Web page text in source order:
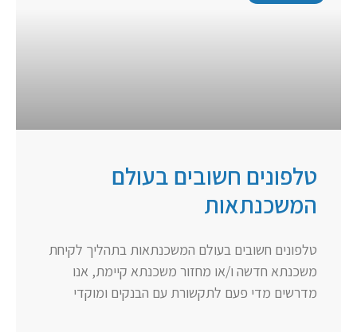
טלפונים חשובים בעולם
המשכנתאות
טלפונים חשובים בעולם המשכנתאות בתהליך לקיחת
משכנתא חדשה ו/או מחזור משכנתא קיימת, אנו
מדרשים מדי פעם לתקשורת עם הבנקים ומוקדי